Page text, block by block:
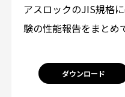
アスロックのJIS規格
験の性能報告をまとめ
ダウンロード